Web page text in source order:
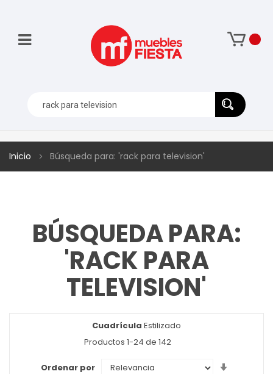
Inicio Búsqueda para: 'rack para television'
BÚSQUEDA PARA:
'RACK PARA
TELEVISION'
Ver
como
Cuadrícula Estilizado
Productos 1-24 de 142
Ordenar por